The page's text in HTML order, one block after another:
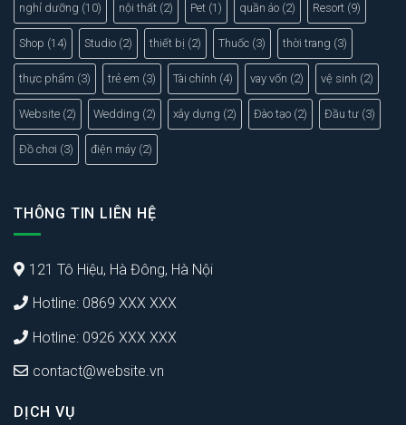
nghỉ dưỡng (10) nội thất (2) Pet (1) quần áo (2) Resort (9)
Shop (14) Studio (2) thiết bị (2) Thuốc (3) thời trang (3)
thực phẩm (3) trẻ em (3) Tài chính (4) vay vốn (2) vệ sinh (2)
Website (2) Wedding (2) xây dựng (2) Đào tạo (2) Đầu tư (3)
Đồ chơi (3) điện máy (2)
THÔNG TIN LIÊN HỆ
121 Tô Hiệu, Hà Đông, Hà Nội
Hotline: 0869 XXX XXX
Hotline: 0926 XXX XXX
contact@website.vn
DỊCH VỤ